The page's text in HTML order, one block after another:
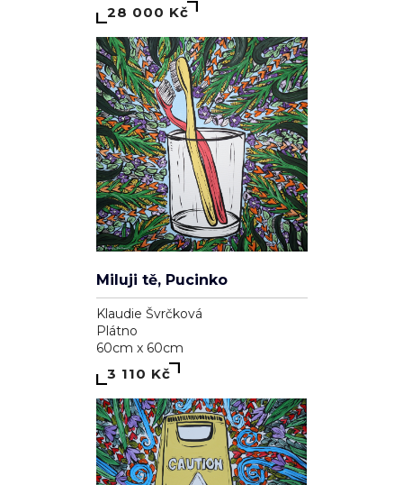
28 000 Kč
Miluji tě, Pucinko
Klaudie Švrčková
Plátno
60cm x 60cm
3 110 Kč